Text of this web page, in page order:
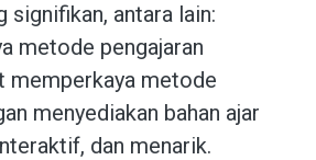
signifikan, antara lain:
metode pengajaran
memperkaya metode
menyediakan bahan ajar
dan menarik.